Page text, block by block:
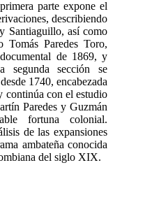
parte expone el
describiendo
Santiaguillo, así como
Tomás Paredes Toro,
de 1869, y
segunda sección se
1740, encabezada
continúa con el estudio
Paredes y Guzmán
fortuna colonial.
de las expansiones
ambateña conocida
del siglo XIX.